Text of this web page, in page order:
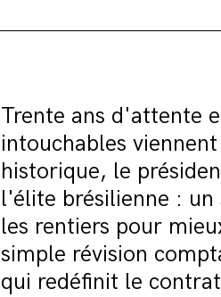
Trente ans d'attente
intouchables
historique, le
l'élite brésilienne : un
les rentiers pour
simple révision
qui redéfinit le